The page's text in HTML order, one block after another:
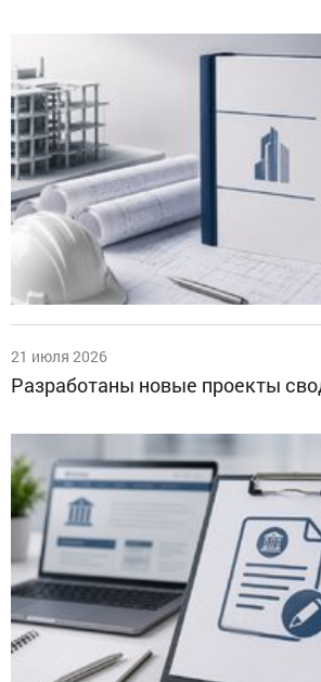
21 июля 2026
Разработаны новые проекты